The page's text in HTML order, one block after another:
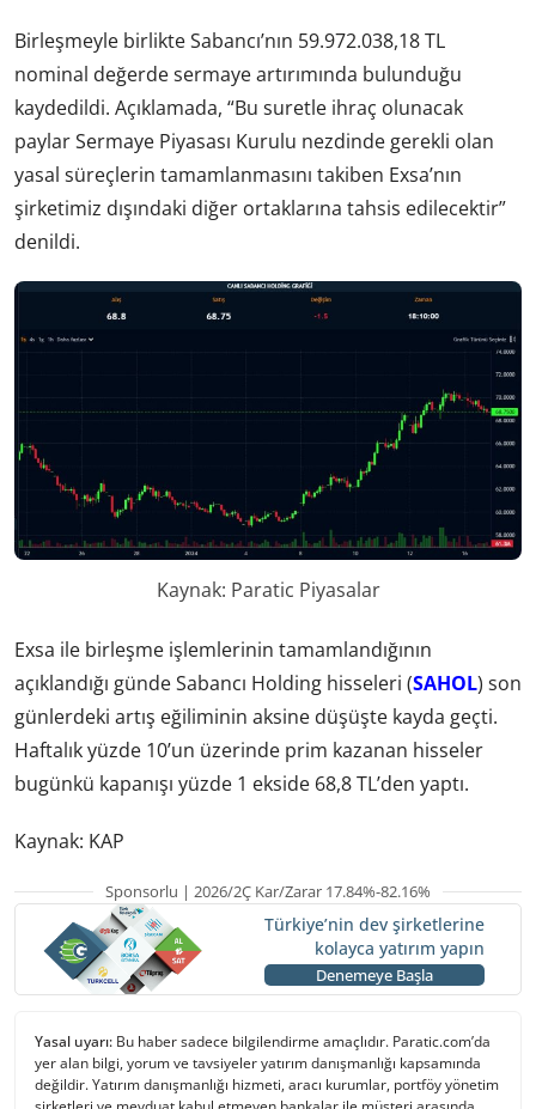
Birleşmeyle birlikte Sabancı’nın 59.972.038,18 TL
nominal değerde sermaye artırımında bulunduğu
kaydedildi. Açıklamada, “Bu suretle ihraç olunacak
paylar Sermaye Piyasası Kurulu nezdinde gerekli olan
yasal süreçlerin tamamlanmasını takiben Exsa’nın
şirketimiz dışındaki diğer ortaklarına tahsis edilecektir”
denildi.
Kaynak: Paratic Piyasalar
Exsa ile birleşme işlemlerinin tamamlandığının
açıklandığı günde Sabancı Holding hisseleri (SAHOL) son
günlerdeki artış eğiliminin aksine düşüşte kayda geçti.
Haftalık yüzde 10’un üzerinde prim kazanan hisseler
bugünkü kapanışı yüzde 1 ekside 68,8 TL’den yaptı.
Kaynak: KAP
Sponsorlu | 2026/2Ç Kar/Zarar 17.84%-82.16%
Türkiye’nin dev şirketlerine
kolayca yatırım yapın
Denemeye Başla
Yasal uyarı: Bu haber sadece bilgilendirme amaçlıdır. Paratic.com’da
yer alan bilgi, yorum ve tavsiyeler yatırım danışmanlığı kapsamında
değildir. Yatırım danışmanlığı hizmeti, aracı kurumlar, portföy yönetim